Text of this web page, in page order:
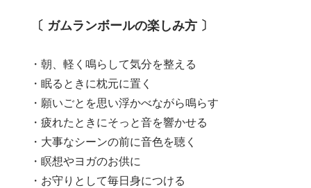
〔 ガムランボールの楽しみ方 〕
・朝、軽く鳴らして気分を整える
・眠るときに枕元に置く
・願いごとを思い浮かべながら鳴らす
・疲れたときにそっと音を響かせる
・大事なシーンの前に音色を聴く
・瞑想やヨガのお供に
・お守りとして毎日身につける